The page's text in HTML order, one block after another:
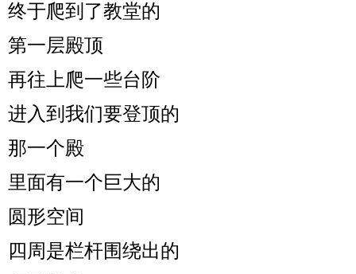
终于爬到了教堂的
第一层殿顶
再往上爬一些台阶
进入到我们要登顶的
那一个殿
里面有一个巨大的
圆形空间
四周是栏杆围绕出的